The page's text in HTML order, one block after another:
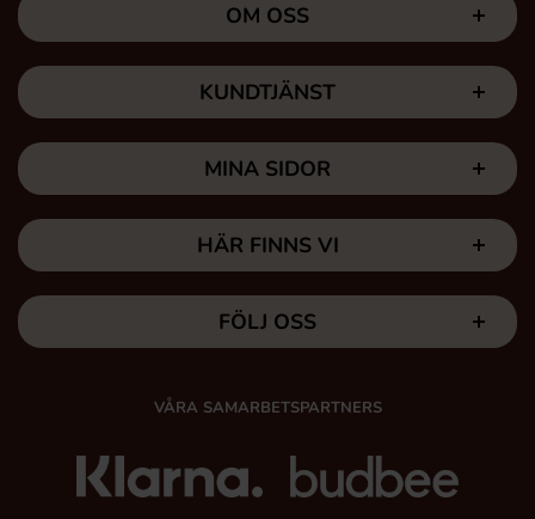
OM OSS
KUNDTJÄNST
MINA SIDOR
HÄR FINNS VI
FÖLJ OSS
VÅRA SAMARBETSPARTNERS